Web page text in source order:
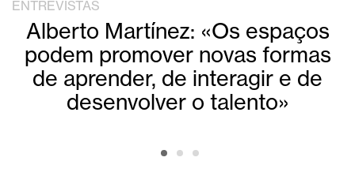
ENTREVISTAS
Alberto Martínez: «Os espaços
podem promover novas formas
de aprender, de interagir e de
desenvolver o talento»